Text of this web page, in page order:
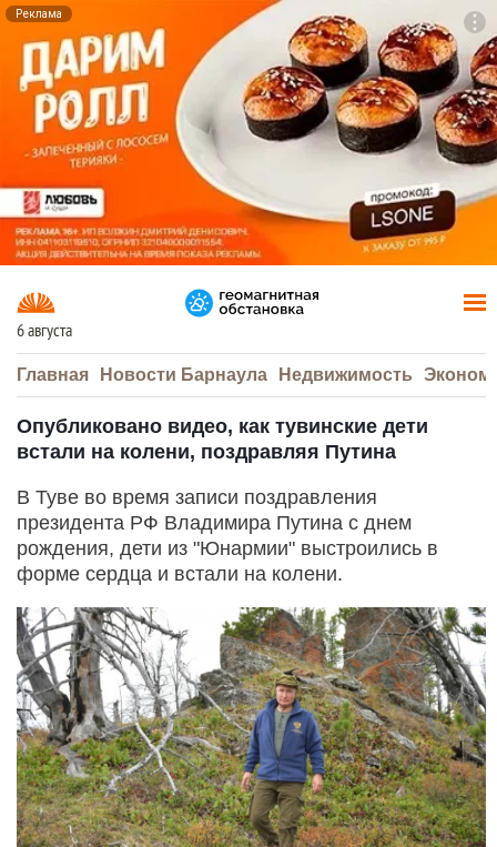
Реклама
6 августа
Главная Новости Барнаула Недвижимость
Опубликовано видео, как тувинские дети
встали на колени, поздравляя Путина
В Туве во время записи поздравления
президента РФ Владимира Путина с днем
рождения, дети из "Юнармии" выстроились в
форме сердца и встали на колени.